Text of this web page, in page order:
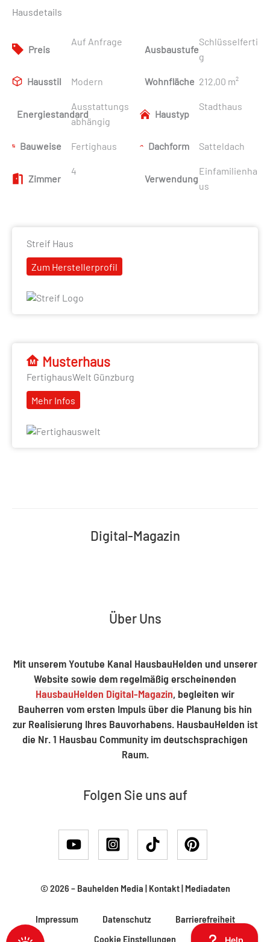
Hausdetails
Preis
Auf Anfrage
Ausbaustufe
Schlüsselferti
g
Hausstil Modern Wohnfläche 212,00 m²
Energiestandard
Ausstattungs
abhängig
Haustyp
Stadthaus
Bauweise Fertighaus Dachform Satteldach
Zimmer
4
Verwendung
Einfamilienha
us
Streif Haus
Zum Herstellerprofil
Musterhaus
FertighausWelt Günzburg
Mehr Infos
Digital-Magazin
Über Uns
Mit unserem Youtube Kanal HausbauHelden und unserer
Website sowie dem regelmäßig erscheinenden
HausbauHelden Digital-Magazin, begleiten wir
Bauherren vom ersten Impuls über die Planung bis hin
zur Realisierung Ihres Bauvorhabens. HausbauHelden ist
die Nr. 1 Hausbau Community im deutschsprachigen
Raum.
Folgen Sie uns auf
© 2026 – Bauhelden Media | Kontakt| Mediadaten
Impressum Datenschutz
Barrierefreiheit
Cookie Einstellungen